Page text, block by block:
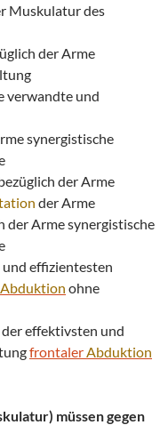
Muskulatur des
der Arme
verwandte und
synergistische
der Arme
der Arme
der Arme synergistische
effizientesten
Abduktion ohne
der effektivsten und
frontalerAbduktion
müssen gegen